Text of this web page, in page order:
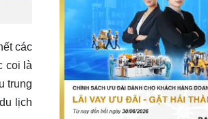
các
coi là
trung
lịch